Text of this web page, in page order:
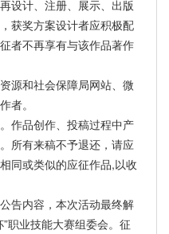
设计、注册、展示、出版
获奖方案设计者应积极配
者不再享有与该作品著作
源和社会保障局网站、微
者。
作品创作、投稿过程中产
所有来稿不予退还，请应
同或类似的应征作品,以收
告内容，本次活动最终解
职业技能大赛组委会。征